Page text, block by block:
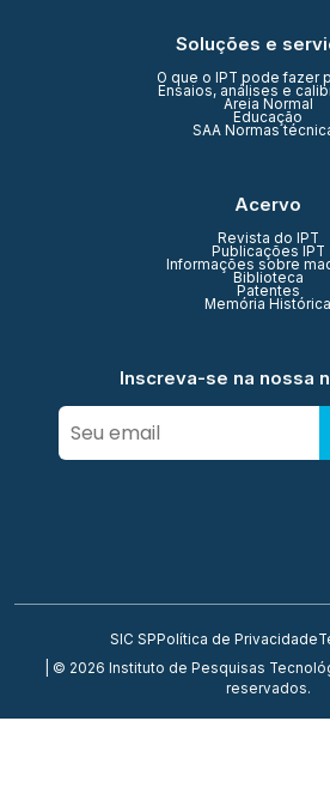
Soluções e
O que o IPT pode fazer
Ensaios, análises e
Areia Normal
Educação
SAA Normas
Acervo
Revista do IPT
Publicações IPT
Informações sobre
Biblioteca
Patentes
Memória Histórica
Inscreva-se na nossa
SIC SP Política de Privacidade
| © 2026 Instituto de Pesquisas
reservados.